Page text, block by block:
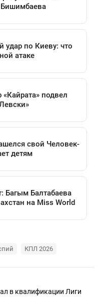
КПЛ 2026
в квалификации Лиги